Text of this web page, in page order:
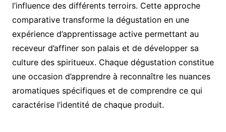
l’influence des différents terroirs. Cette approche
comparative transforme la dégustation en une
expérience d’apprentissage active permettant au
receveur d’affiner son palais et de développer sa
culture des spiritueux. Chaque dégustation constitue
une occasion d’apprendre à reconnaître les nuances
aromatiques spécifiques et de comprendre ce qui
caractérise l’identité de chaque produit.